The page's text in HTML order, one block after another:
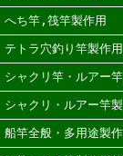
へち竿,筏竿製作用
テトラ穴釣り竿製作用
シャクリ竿・ルアー
シャクリ・ルアー竿
船竿全般・多用途製